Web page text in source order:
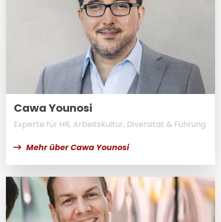
Cawa Younosi
Experte für HR, Arbeitskultur, Diversität & Führung
Mehr über Cawa Younosi